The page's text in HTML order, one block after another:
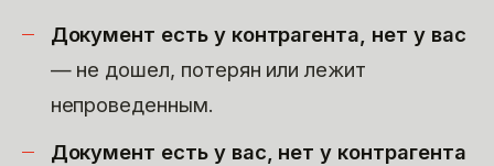
Документ есть у контрагента, нет у вас
— не дошел, потерян или лежит
непроведенным.
Документ есть у вас, нет у контрагента